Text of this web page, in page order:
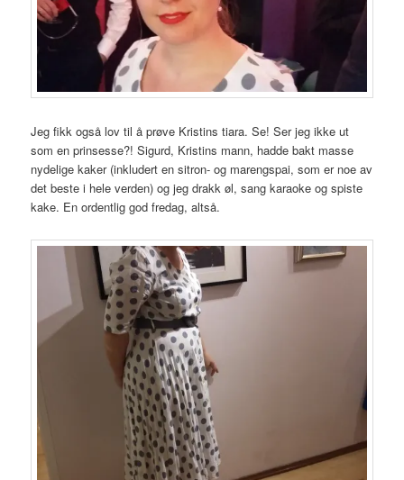
Jeg fikk også lov til å prøve Kristins tiara. Se! Ser jeg ikke ut
som en prinsesse?! Sigurd, Kristins mann, hadde bakt masse
nydelige kaker (inkludert en sitron- og marengspai, som er noe av
det beste i hele verden) og jeg drakk øl, sang karaoke og spiste
kake. En ordentlig god fredag, altså.